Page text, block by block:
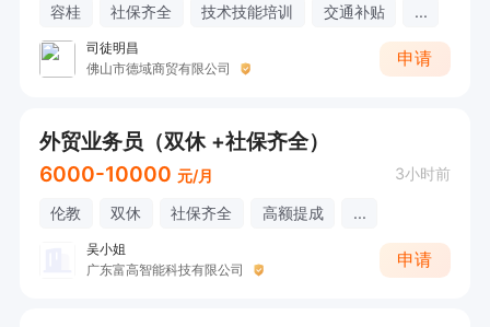
容桂 社保齐全 技术技能培训 交通补贴 ...
司徒明昌
佛山市德域商贸有限公司
申请
外贸业务员（双休 +社保齐全）
6000-10000 元/月 3小时前
伦教 双休 社保齐全 高额提成 ...
吴小姐
广东富高智能科技有限公司
申请